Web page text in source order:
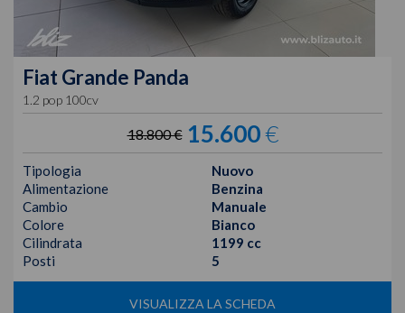
Fiat Grande Panda
1.2 pop 100cv
18.800 € 15.600€
Tipologia
Nuovo
Alimentazione
Benzina
Cambio
Manuale
Colore
Bianco
Cilindrata
1199 cc
Posti
5
VISUALIZZA LA SCHEDA